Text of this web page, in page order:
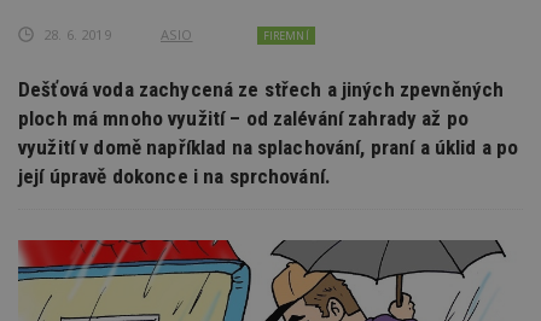
28. 6. 2019 ASIO FIREMNÍ
Dešťová voda zachycená ze střech a jiných zpevněných
ploch má mnoho využití – od zalévání zahrady až po
využití v domě například na splachování, praní a úklid a po
její úpravě dokonce i na sprchování.